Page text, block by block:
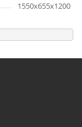
1550х655х1200